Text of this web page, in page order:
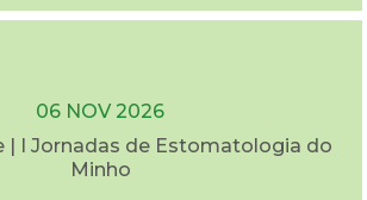
06 NOV 2026
| I Jornadas de Estomatologia do
Minho